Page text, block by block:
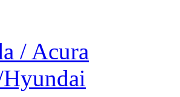
/ Acura